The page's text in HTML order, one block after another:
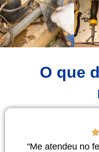
O que
"Me atendeu no